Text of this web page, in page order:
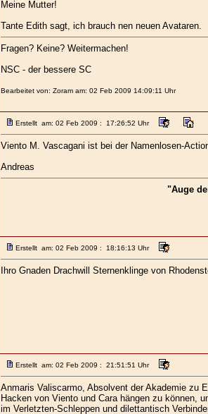
Meine Mutter!
Tante Edith sagt, ich brauch nen neuen Avataren.
Fragen? Keine? Weitermachen!
NSC - der bessere SC
Bearbeitet von: Zoram am: 02 Feb 2009 14:09:11 Uhr
Erstellt am: 02 Feb 2009 : 17:26:52 Uhr
Viento M. Vascagani ist bei der Namenlosen-
Andreas
"Auge
Erstellt am: 02 Feb 2009 : 18:16:13 Uhr
Ihro Gnaden Drachwill Sternenklinge von
Erstellt am: 02 Feb 2009 : 21:51:51 Uhr
Anmaris Valiscarmo, Absolvent der Akademie zu
Hacken von Viento und Cara hängen zu können,
im Verletzten-Schleppen und dilettantisch